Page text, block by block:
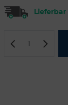
Lieferbar